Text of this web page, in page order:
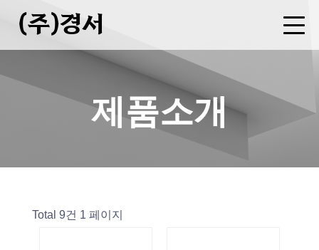
제품소개
(주)경서
회사소개
CEO 인사말
기업현황
연혁
오시는길
사업분야
병원복 제조
세탁물 용역
폐기물 중간처분업(소각)
수집운반업
증기(스팀)판매업
제품소개
FAQ
Total 9건 1 페이지